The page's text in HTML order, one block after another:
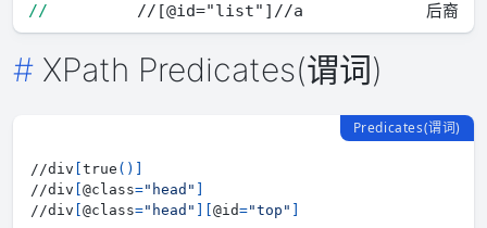
// //[@id="list"]//a 后裔
XPath Predicates(谓词)
Predicates(谓词)
//div true ( )
//div @class="head"
//div @class="head" @id="top"